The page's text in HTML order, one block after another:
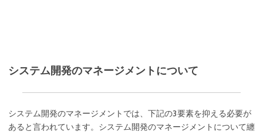
システム開発のマネージメントについて
システム開発のマネージメントでは、下記の3要素を抑える必要が
あると言われています。システム開発のマネージメントについて纏